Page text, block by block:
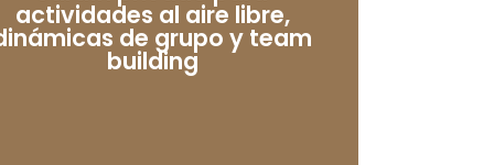
actividades al aire libre,
de grupo y team
building